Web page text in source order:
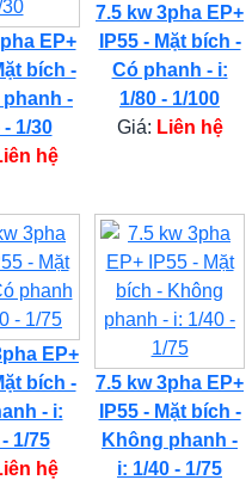
EP+
bích -
-
- 1/30
hệ
7.5 kw 3pha EP+
IP55 - Mặt bích -
Có phanh - i:
1/80 - 1/100
Giá: Liên hệ
EP+
bích -
- i:
1/75
hệ
7.5 kw 3pha EP+
IP55 - Mặt bích -
Không phanh -
i: 1/40 - 1/75